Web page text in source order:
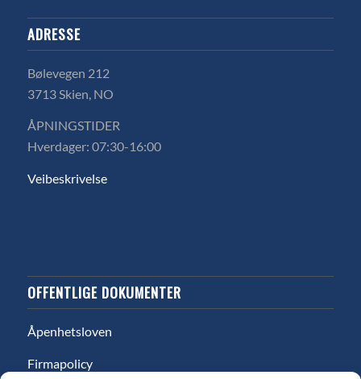
ADRESSE
Bølevegen 212
3713 Skien, NO
ÅPNINGSTIDER
Hverdager: 07:30-16:00
Veibeskrivelse
OFFENTLIGE DOKUMENTER
Åpenhetsloven
Firmapolicy